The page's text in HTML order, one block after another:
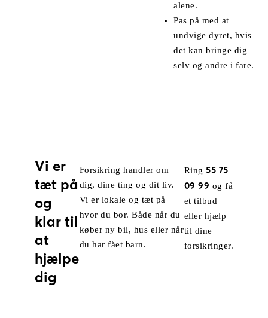
alene.
Pas på med at
undvige dyret, hvis
det kan bringe dig
selv og andre i fare.
Vi er
tæt på
og
klar til
at
hjælpe
dig
Forsikring handler om
dig, dine ting og dit liv.
Vi er lokale og tæt på
hvor du bor. Både når du
køber ny bil, hus eller når
du har fået barn.
Ring 55 75
09 99 og få
et tilbud
eller hjælp
til dine
forsikringer.